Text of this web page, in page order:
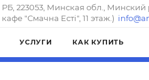
РБ, 223053, Минская обл., Минский
кафе "Смачна Естi", 11 этаж.)
УСЛУГИ КАК КУПИТЬ